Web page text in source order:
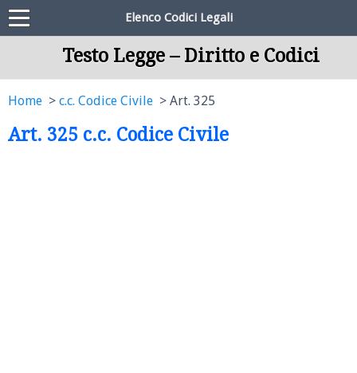
Elenco Codici Legali
Testo Legge – Diritto e Codici
Home c.c. Codice Civile Art. 325
Art. 325 c.c. Codice Civile